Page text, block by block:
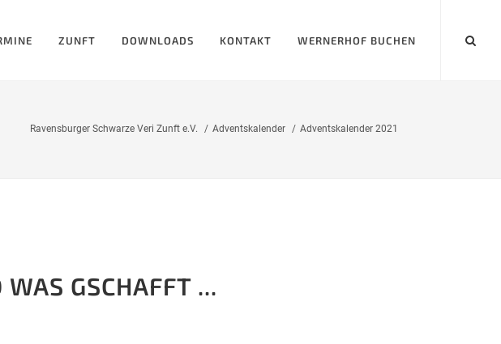
ZUNFT DOWNLOADS KONTAKT WERNERHOF BUCHEN
Ravensburger Schwarze Veri Zunft e.V. Adventskalender Adventskalender 2021
GSCHAFFT ...